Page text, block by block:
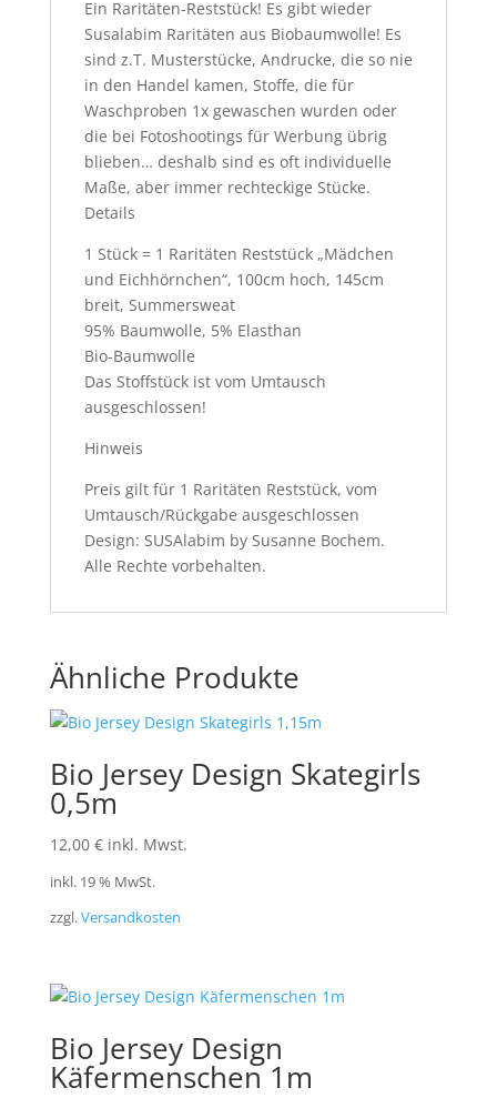
Ein Raritäten-Reststück! Es gibt wieder
Susalabim Raritäten aus Biobaumwolle! Es
sind z.T. Musterstücke, Andrucke, die so nie
in den Handel kamen, Stoffe, die für
Waschproben 1x gewaschen wurden oder
die bei Fotoshootings für Werbung übrig
blieben… deshalb sind es oft individuelle
Maße, aber immer rechteckige Stücke.
Details
1 Stück = 1 Raritäten Reststück „Mädchen
und Eichhörnchen“, 100cm hoch, 145cm
breit, Summersweat
95% Baumwolle, 5% Elasthan
Bio-Baumwolle
Das Stoffstück ist vom Umtausch
ausgeschlossen!
Hinweis
Preis gilt für 1 Raritäten Reststück, vom
Umtausch/Rückgabe ausgeschlossen
Design: SUSAlabim by Susanne Bochem.
Alle Rechte vorbehalten.
Ähnliche Produkte
Bio Jersey Design Skategirls
0,5m
12,00 € inkl. Mwst.
inkl. 19 % MwSt.
zzgl.Versandkosten
Bio Jersey Design
Käfermenschen 1m